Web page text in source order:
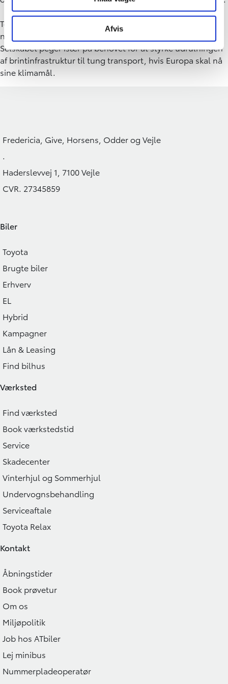
Afvis
Toyota advarer samtidig om, hvis udbygningen af den
nødvendige infrastruktur ikke følger med ambitionerne.
Selskabet peger især på behovet for at styrke udrulningen
af brintinfrastruktur til tung transport, hvis Europa skal nå
sine klimamål.
Fredericia, Give, Horsens, Odder og Vejle
.
Haderslevvej 1, 7100 Vejle
CVR. 27345859
Biler
Toyota
Brugte biler
Erhverv
EL
Hybrid
Kampagner
Lån & Leasing
Find bilhus
Værksted
Find værksted
Book værkstedstid
Service
Skadecenter
Vinterhjul og Sommerhjul
Undervognsbehandling
Serviceaftale
Toyota Relax
Kontakt
Åbningstider
Book prøvetur
Om os
Miljøpolitik
Job hos ATbiler
Lej minibus
Nummerpladeoperatør